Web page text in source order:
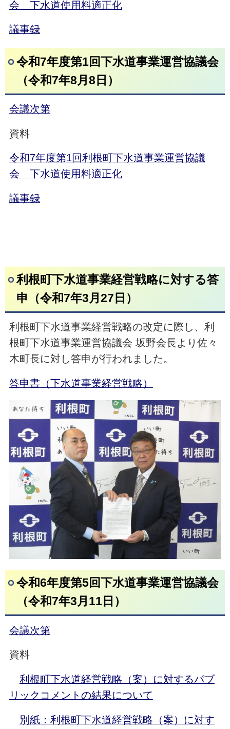
会 下水道使用料適正化
議事録
令和7年度第1回下水道事業運営協議会
（令和7年8月8日）
会議次第
資料
令和7年度第1回利根町下水道事業運営協議
会 下水道使用料適正化
議事録
利根町下水道事業経営戦略に対する答
申（令和7年3月27日）
利根町下水道事業経営戦略の改定に際し、利
根町下水道事業運営協議会 坂野会長より佐々
木町長に対し答申が行われました。
答申書（下水道事業経営戦略）
令和6年度第5回下水道事業運営協議会
（令和7年3月11日）
会議次第
資料
利根町下水道経営戦略（案）に対するパブ
リックコメントの結果について
別紙：利根町下水道経営戦略（案）に対す